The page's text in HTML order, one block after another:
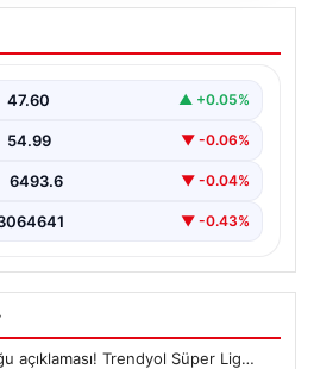
daha maça çıkmadan
solladı!
47.60 ▲ +0.05%
54.99 ▼ -0.06%
6493.6 ▼ -0.04%
▼ -0.43%
açıklaması! Trendyol Süper Lig…